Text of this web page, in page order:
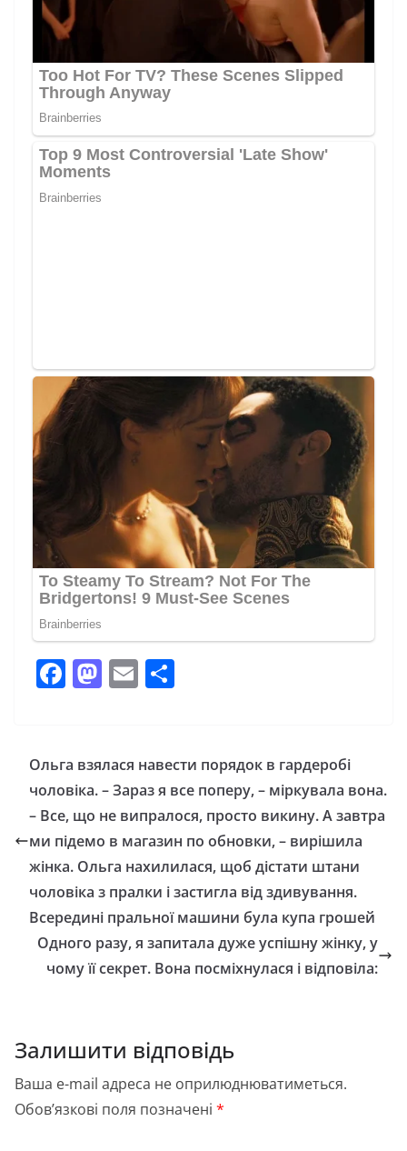
F
e
b
o
o
k
M
o
d
o
n
E
l л
и
т
и
с
я
Ольга взялася навести порядок в гардеробі
чоловіка. – Зараз я все поперу, – міркувала вона.
– Все, що не випралося, просто викину. А завтра
ми підемо в магазин по обновки, – вирішила
жінка. Ольга нахилилася, щоб дістати штани
чоловіка з пралки і застигла від здивування.
Всередині пральної машини була купа грошей
Одного разу, я запитала дуже успішну жінку, у
чому її секрет. Вона посміхнулася і відповіла:
Залишити відповідь
Ваша e-mail адреса не оприлюднюватиметься.
Обов’язкові поля позначені *